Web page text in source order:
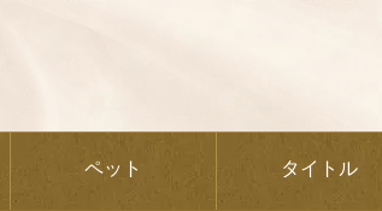
ペット タイトル